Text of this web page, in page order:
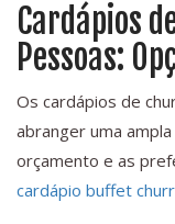
Cardápios
Pessoas:
Os cardápios de
abranger uma
orçamento e as
cardápio buffet